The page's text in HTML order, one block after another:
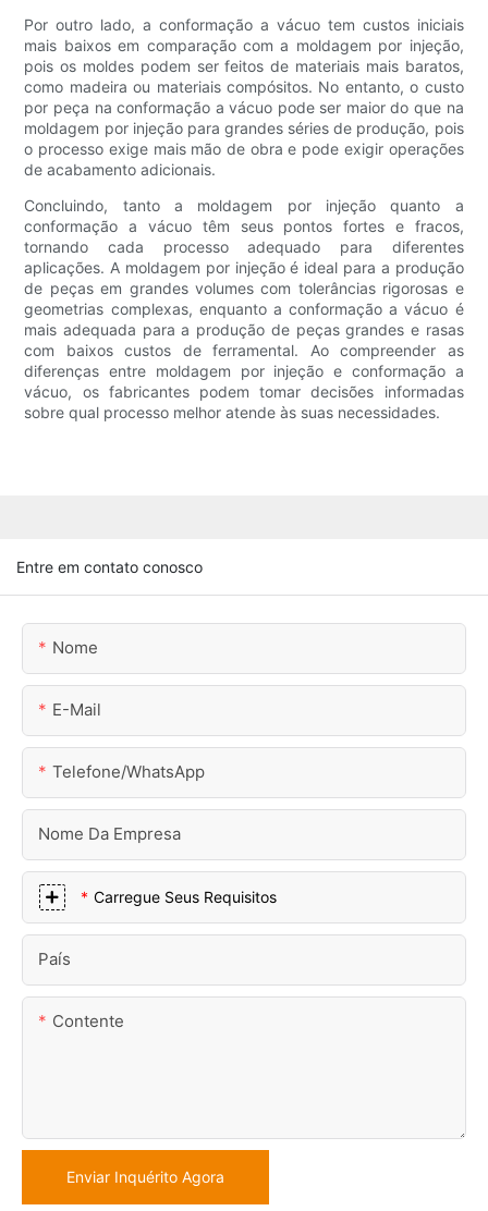
Por outro lado, a conformação a vácuo tem custos iniciais
mais baixos em comparação com a moldagem por injeção,
pois os moldes podem ser feitos de materiais mais baratos,
como madeira ou materiais compósitos. No entanto, o custo
por peça na conformação a vácuo pode ser maior do que na
moldagem por injeção para grandes séries de produção, pois
o processo exige mais mão de obra e pode exigir operações
de acabamento adicionais.
Concluindo, tanto a moldagem por injeção quanto a
conformação a vácuo têm seus pontos fortes e fracos,
tornando cada processo adequado para diferentes
aplicações. A moldagem por injeção é ideal para a produção
de peças em grandes volumes com tolerâncias rigorosas e
geometrias complexas, enquanto a conformação a vácuo é
mais adequada para a produção de peças grandes e rasas
com baixos custos de ferramental. Ao compreender as
diferenças entre moldagem por injeção e conformação a
vácuo, os fabricantes podem tomar decisões informadas
sobre qual processo melhor atende às suas necessidades.
Entre em contato conosco
Nome
E-Mail
Telefone/WhatsApp
Nome Da Empresa
Carregue Seus Requisitos
País
Contente
Enviar Inquérito Agora